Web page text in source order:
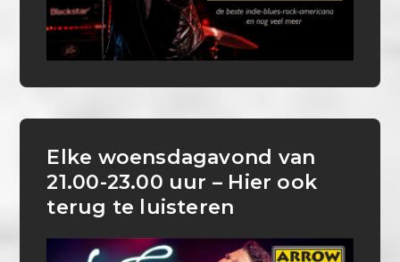
Elke woensdagavond van
21.00-23.00 uur – Hier ook
terug te luisteren